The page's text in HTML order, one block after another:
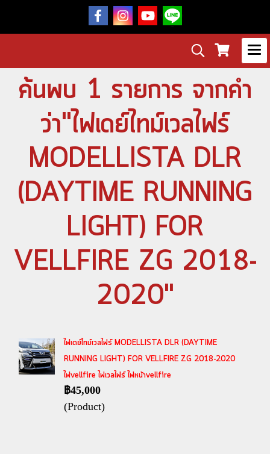
ค้นพบ 1 รายการ จากคำ
ว่า"ไฟเดย์ไทม์เวลไฟร์
MODELLISTA DLR
(DAYTIME RUNNING
LIGHT) FOR
VELLFIRE ZG 2018-
2020"
ไฟเดย์ไทม์เวลไฟร์ MODELLISTA DLR (DAYTIME
RUNNING LIGHT) FOR VELLFIRE ZG 2018-2020
ไฟvellfire ไฟเวลไฟร์ ไฟหน้าvellfire
฿45,000
(Product)